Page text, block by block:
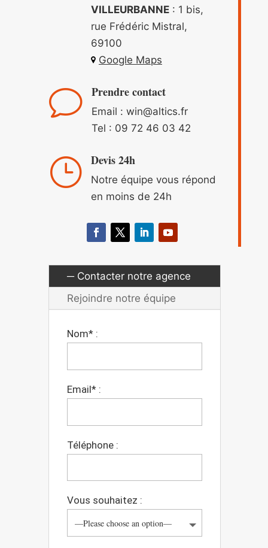
VILLEURBANNE: 1 bis,
rue Frédéric Mistral,
69100
Google Maps
v Prendre contact
Email : win@altics.fr
Tel : 09 72 46 03 42
} Devis 24h
Notre équipe vous répond
en moins de 24h
Contacter notre agence
Rejoindre notre équipe
Nom* :
Email* :
Téléphone :
Vous souhaitez :